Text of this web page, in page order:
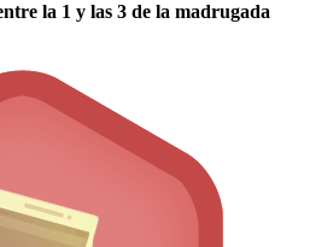
la 1 y las 3 de la madrugada